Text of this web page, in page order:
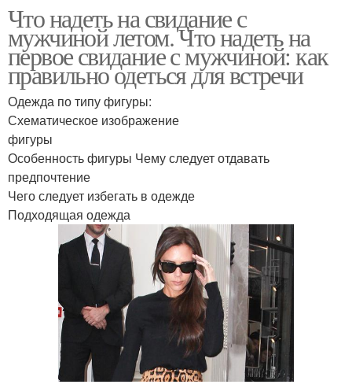
Что надеть на свидание с
мужчиной летом. Что надеть на
первое свидание с мужчиной: как
правильно одеться для встречи
Одежда по типу фигуры:
Схематическое изображение
фигуры
Особенность фигуры Чему следует отдавать
предпочтение
Чего следует избегать в одежде
Подходящая одежда